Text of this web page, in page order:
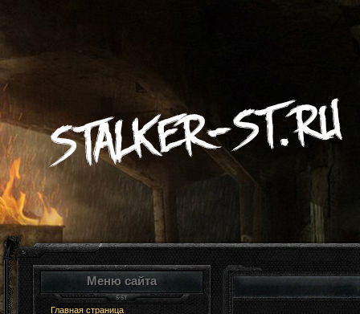
Меню сайта
Главная страница